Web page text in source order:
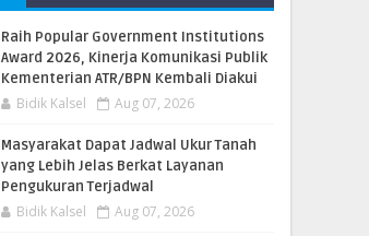
Raih Popular Government Institutions
Award 2026, Kinerja Komunikasi Publik
Kementerian ATR/BPN Kembali Diakui
Bidik Kalsel Aug 07, 2026
Masyarakat Dapat Jadwal Ukur Tanah
yang Lebih Jelas Berkat Layanan
Pengukuran Terjadwal
Bidik Kalsel Aug 07, 2026